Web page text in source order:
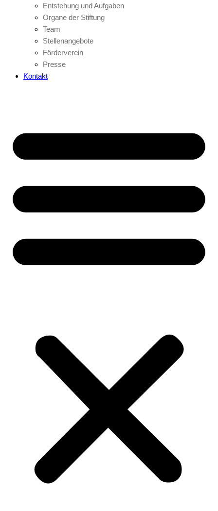
Entstehung und Aufgaben
Organe der Stiftung
Team
Stellenangebote
Förderverein
Presse
Kontakt